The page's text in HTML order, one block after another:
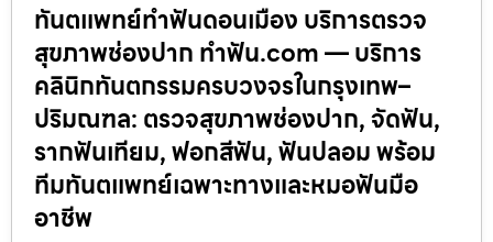
ทันตแพทย์ทำฟันดอนเมือง บริการตรวจ
สุขภาพช่องปาก ทำฟัน.com — บริการ
คลินิกทันตกรรมครบวงจรในกรุงเทพ–
ปริมณฑล: ตรวจสุขภาพช่องปาก, จัดฟัน,
รากฟันเทียม, ฟอกสีฟัน, ฟันปลอม พร้อม
ทีมทันตแพทย์เฉพาะทางและหมอฟันมือ
อาชีพ